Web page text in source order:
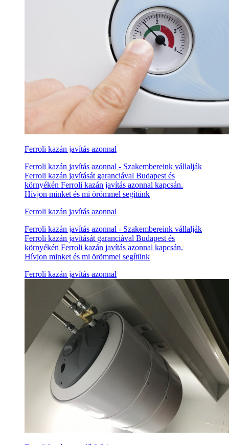
Ferroli kazán javítás azonnal
Ferroli kazán javítás azonnal - Szakembereink vállalják
Ferroli kazán javítását garanciával Budapest és
környékén Ferroli kazán javítás azonnal kapcsán.
Hívjon minket és mi örömmel segítünk
Ferroli kazán javítás azonnal
Ferroli kazán javítás azonnal - Szakembereink vállalják
Ferroli kazán javítását garanciával Budapest és
környékén Ferroli kazán javítás azonnal kapcsán.
Hívjon minket és mi örömmel segítünk
Ferroli kazán javítás azonnal